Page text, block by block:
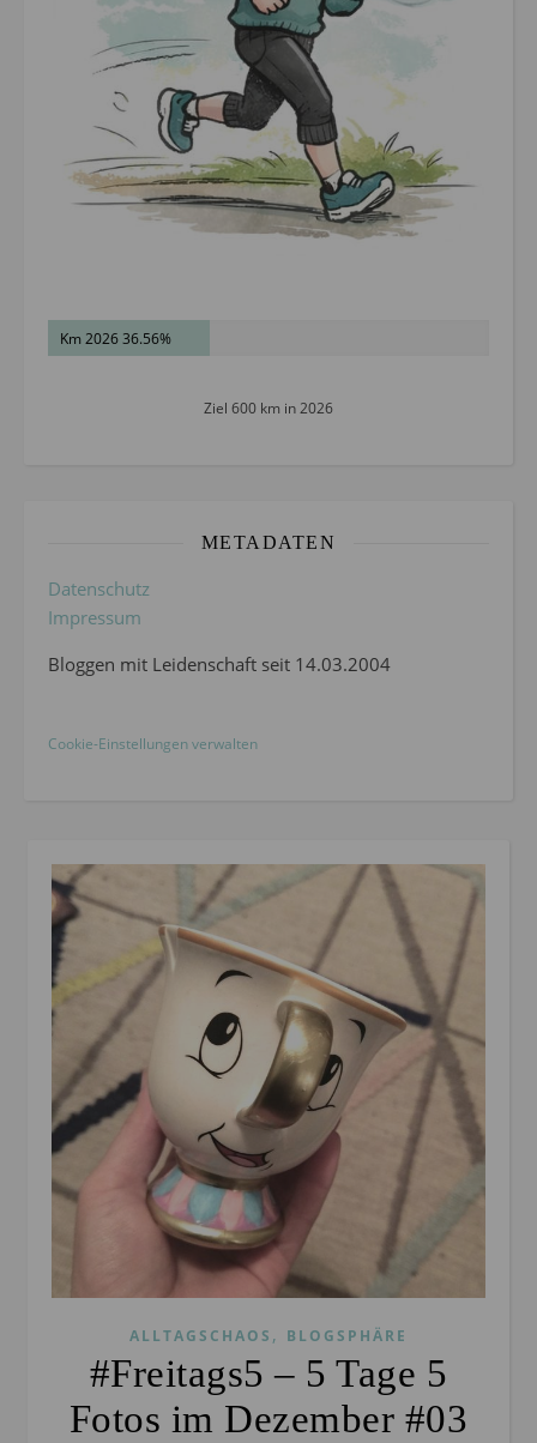
Km 2026 36.56%
Ziel 600 km in 2026
METADATEN
Datenschutz
Impressum
Bloggen mit Leidenschaft seit 14.03.2004
Cookie-Einstellungen verwalten
ALLTAGSCHAOS , BLOGSPHÄRE
#Freitags5 – 5 Tage 5
Fotos im Dezember #03